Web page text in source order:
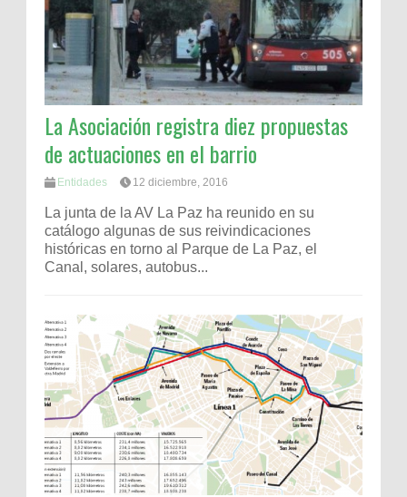
La Asociación registra diez propuestas
de actuaciones en el barrio
Entidades 12 diciembre, 2016
La junta de la AV La Paz ha reunido en su
catálogo algunas de sus reivindicaciones
históricas en torno al Parque de La Paz, el
Canal, solares, autobus...